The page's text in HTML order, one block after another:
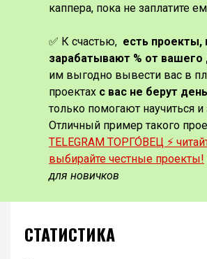
каппера, пока не заплатите
✅ К счастью, есть проекты,
зарабатывают % от вашего
им выгодно вывести вас в
проектах с вас не берут
только помогают научиться и
Отличный пример такого
TELEGRAM ТОРГО́ВЕЦ ⚡️
выбирайте честные проекты!
для новичков
СТАТИСТИКА